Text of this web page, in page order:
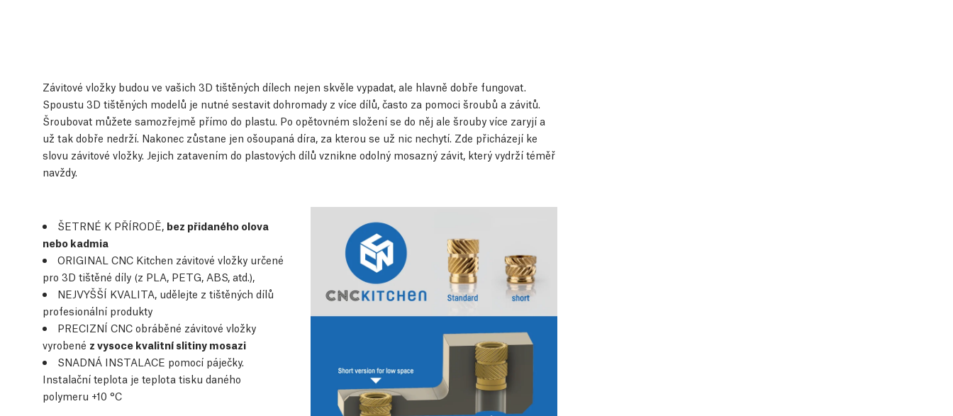
Závitové vložky budou ve vašich 3D tištěných dílech nejen skvěle vypadat, ale hlavně dobře fungovat.
Spoustu 3D tištěných modelů je nutné sestavit dohromady z více dílů, často za pomoci šroubů a závitů.
Šroubovat můžete samozřejmě přímo do plastu. Po opětovném složení se do něj ale šrouby více zaryjí a
už tak dobře nedrží. Nakonec zůstane jen ošoupaná díra, za kterou se už nic nechytí. Zde přicházejí ke
slovu závitové vložky. Jejich zatavením do plastových dílů vznikne odolný mosazný závit, který vydrží téměř
navždy.
ŠETRNÉ K PŘÍRODĚ, bez přidaného olova
nebo kadmia
ORIGINAL CNC Kitchen závitové vložky určené
pro 3D tištěné díly (z PLA, PETG, ABS, atd.),
NEJVYŠŠÍ KVALITA, udělejte z tištěných dílů
profesionální produkty
PRECIZNÍ CNC obráběné závitové vložky
vyrobené z vysoce kvalitní slitiny mosazi
SNADNÁ INSTALACE pomocí páječky.
Instalační teplota je teplota tisku daného
polymeru +10 °C